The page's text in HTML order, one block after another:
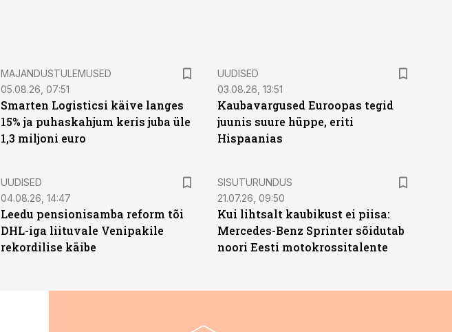
MAJANDUSTULEMUSED
05.08.26, 07:51
Smarten Logisticsi käive langes
15% ja puhaskahjum keris juba üle
1,3 miljoni euro
UUDISED
03.08.26, 13:51
Kaubavargused Euroopas tegid
juunis suure hüppe, eriti
Hispaanias
UUDISED
04.08.26, 14:47
Leedu pensionisamba reform tõi
DHL-iga liituvale Venipakile
rekordilise käibe
ST
SISUTURUNDUS
21.07.26, 09:50
Kui lihtsalt kaubikust ei piisa:
Mercedes-Benz Sprinter sõidutab
noori Eesti motokrossitalente